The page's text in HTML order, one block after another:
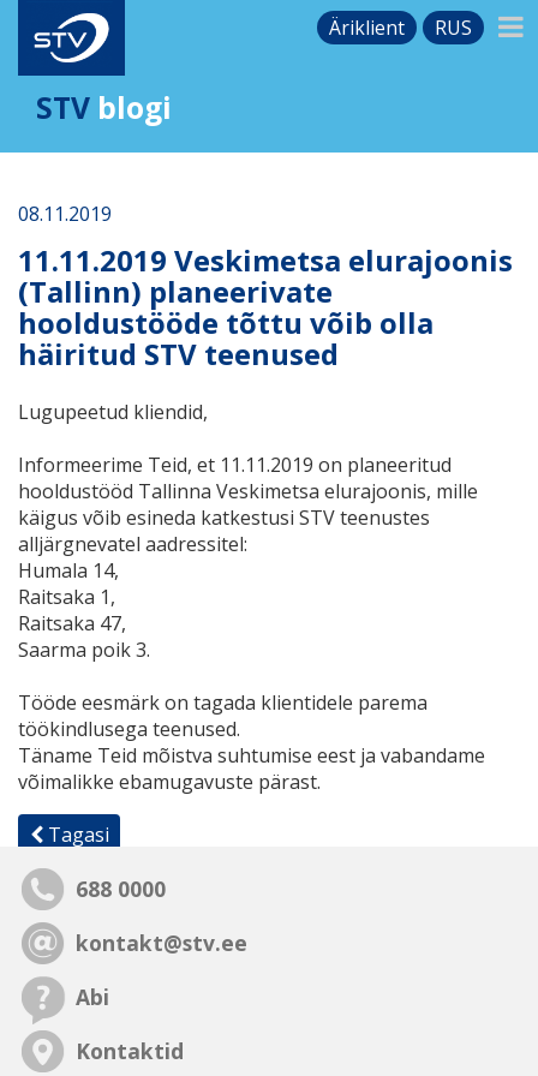
Äriklient RUS
STV blogi
08.11.2019
11.11.2019 Veskimetsa elurajoonis
(Tallinn) planeerivate
hooldustööde tõttu võib olla
häiritud STV teenused
Lugupeetud kliendid,
Informeerime Teid, et 11.11.2019 on planeeritud
hooldustööd Tallinna Veskimetsa elurajoonis, mille
käigus võib esineda katkestusi STV teenustes
alljärgnevatel aadressitel:
Humala 14,
Raitsaka 1,
Raitsaka 47,
Saarma poik 3.
Tööde eesmärk on tagada klientidele parema
töökindlusega teenused.
Täname Teid mõistva suhtumise eest ja vabandame
võimalikke ebamugavuste pärast.
Tagasi
688 0000
kontakt@stv.ee
Abi
Kontaktid